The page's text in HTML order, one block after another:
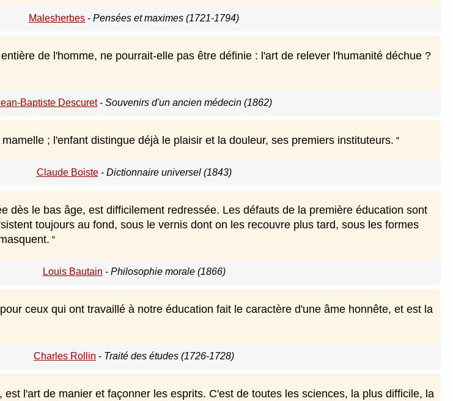
Malesherbes - Pensées et maximes (1721-1794)
de l'homme, ne pourrait-elle pas être définie : l'art de relever l'humanité déchue ?
Baptiste Descuret- Souvenirs d'un ancien médecin (1862)
; l'enfant distingue déjà le plaisir et la douleur, ses premiers instituteurs.
Claude Boiste- Dictionnaire universel (1843)
dès le bas âge, est difficilement redressée. Les défauts de la première éducation sont
toujours au fond, sous le vernis dont on les recouvre plus tard, sous les formes
Louis Bautain - Philosophie morale (1866)
ceux qui ont travaillé à notre éducation fait le caractère d'une âme honnête, et est la
Charles Rollin - Traité des études (1726-1728)
est l'art de manier et façonner les esprits. C'est de toutes les sciences, la plus difficile, la